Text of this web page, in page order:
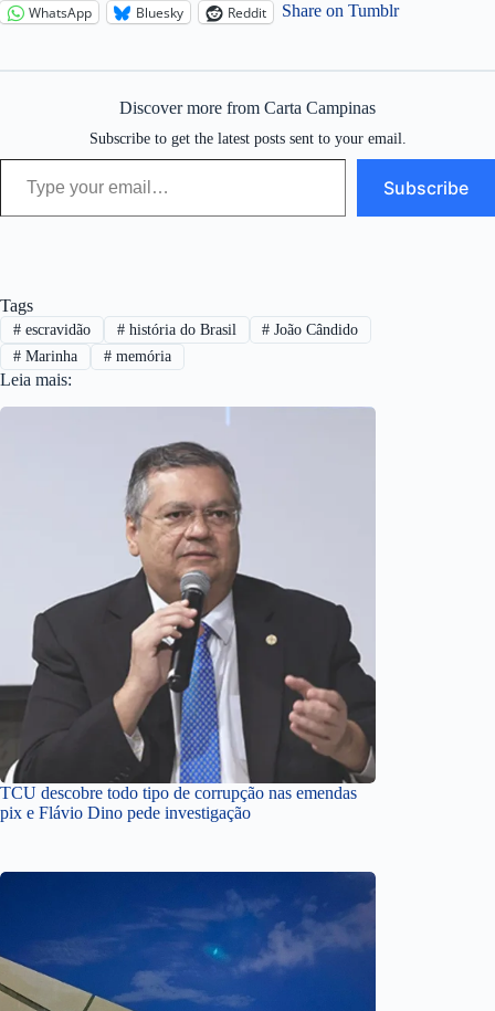
WhatsApp
Bluesky Reddit Share on Tumblr
Discover more from Carta Campinas
Subscribe to get the latest posts sent to your email.
Type your email…
Subscribe
Tags
#escravidão #história do Brasil # João Cândido
#Marinha #memória
Leia mais:
TCU descobre todo tipo de corrupção nas emendas
pix e Flávio Dino pede investigação